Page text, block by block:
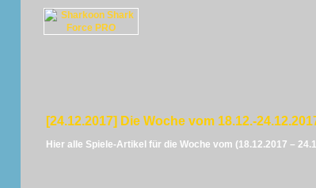
[24.12.2017] Die Woche vom 18.12.-
Hier alle Spiele-Artikel für die Woche vom (18.12.2017 –